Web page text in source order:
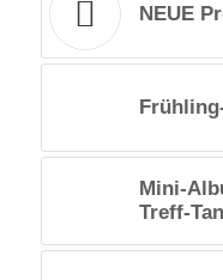
NEUE
Mini-
Treff-